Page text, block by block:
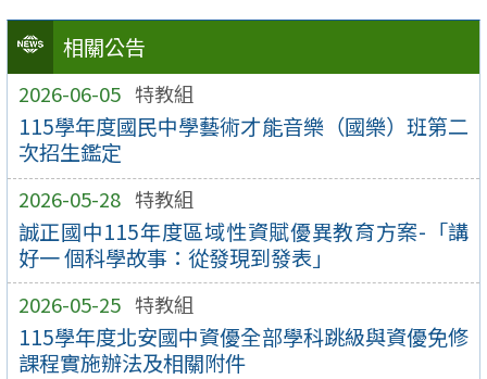
相關公告
2026-06-05 特教組
115學年度國民中學藝術才能音樂（國樂）班第二
次招生鑑定
2026-05-28 特教組
誠正國中115年度區域性資賦優異教育方案-「講
好一 個科學故事：從發現到發表」
2026-05-25 特教組
115學年度北安國中資優全部學科跳級與資優免修
課程實施辦法及相關附件